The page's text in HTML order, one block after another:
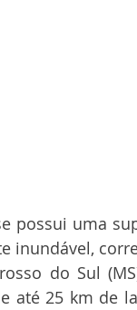
possui uma
inundável,
do Sul
até 25 km de